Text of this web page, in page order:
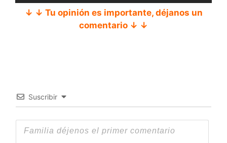
↓ ↓ Tu opinión es importante, déjanos un
comentario ↓ ↓
Suscribir